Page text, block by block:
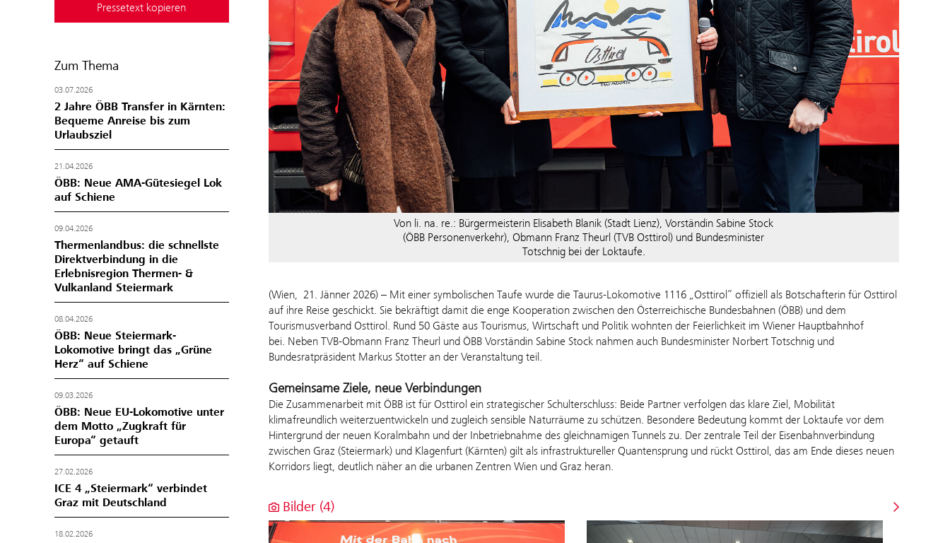
Pressetext kopieren
Zum Thema
03.07.2026
2 Jahre ÖBB Transfer in Kärnten:
Bequeme Anreise bis zum
Urlaubsziel
21.04.2026
ÖBB: Neue AMA-Gütesiegel Lok
auf Schiene
09.04.2026
Thermenlandbus: die schnellste
Direktverbindung in die
Erlebnisregion Thermen- &
Vulkanland Steiermark
08.04.2026
ÖBB: Neue Steiermark-
Lokomotive bringt das „Grüne
Herz“ auf Schiene
09.03.2026
ÖBB: Neue EU-Lokomotive unter
dem Motto „Zugkraft für
Europa“ getauft
27.02.2026
ICE 4 „Steiermark“ verbindet
Graz mit Deutschland
18.02.2026
Von li. na. re.: Bürgermeisterin Elisabeth Blanik (Stadt Lienz), Vorständin Sabine Stock
(ÖBB Personenverkehr), Obmann Franz Theurl (TVB Osttirol) und Bundesminister
Totschnig bei der Loktaufe.
(Wien, 21. Jänner 2026) – Mit einer symbolischen Taufe wurde die Taurus-Lokomotive 1116 „Osttirol“ offiziell als Botschafterin für Osttirol
auf ihre Reise geschickt. Sie bekräftigt damit die enge Kooperation zwischen den Österreichische Bundesbahnen (ÖBB) und dem
Tourismusverband Osttirol. Rund 50 Gäste aus Tourismus, Wirtschaft und Politik wohnten der Feierlichkeit im Wiener Hauptbahnhof
bei. Neben TVB-Obmann Franz Theurl und ÖBB Vorständin Sabine Stock nahmen auch Bundesminister Norbert Totschnig und
Bundesratpräsident Markus Stotter an der Veranstaltung teil.
Gemeinsame Ziele, neue Verbindungen
Die Zusammenarbeit mit ÖBB ist für Osttirol ein strategischer Schulterschluss: Beide Partner verfolgen das klare Ziel, Mobilität
klimafreundlich weiterzuentwickeln und zugleich sensible Naturräume zu schützen. Besondere Bedeutung kommt der Loktaufe vor dem
Hintergrund der neuen Koralmbahn und der Inbetriebnahme des gleichnamigen Tunnels zu. Der zentrale Teil der Eisenbahnverbindung
zwischen Graz (Steiermark) und Klagenfurt (Kärnten) gilt als infrastruktureller Quantensprung und rückt Osttirol, das am Ende dieses neuen
Korridors liegt, deutlich näher an die urbanen Zentren Wien und Graz heran.
Bilder (4)